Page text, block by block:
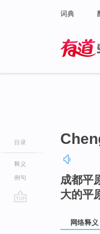
词典
目录
释义
例句
成都平
大的平
网络释义